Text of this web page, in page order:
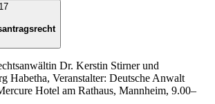
Dr. Kerstin Stirner und
Habetha, Veranstalter: Deutsche Anwalt
Hotel am Rathaus, Mannheim, 9.00–